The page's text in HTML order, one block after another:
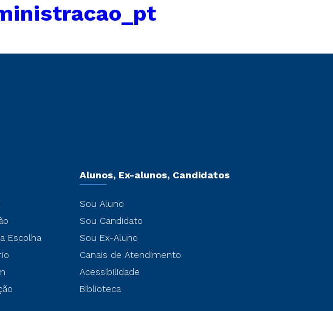
Escolha
Alunos, Ex-alunos, Candidatos
Sou Aluno
Sou Candidato
Sou Ex-Aluno
Canais de Atendimento
Acessibilidade
Biblioteca